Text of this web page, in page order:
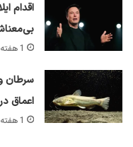
اقدام
1 هفته پیش
سرطان
اعماق
1 هفته پیش